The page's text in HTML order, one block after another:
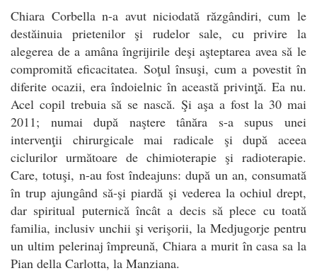
Chiara Corbella n-a avut niciodată răzgândiri, cum le
destăinuia prietenilor şi rudelor sale, cu privire la
alegerea de a amâna îngrijirile deşi aşteptarea avea să le
compromită eficacitatea. Soţul însuşi, cum a povestit în
diferite ocazii, era îndoielnic în această privinţă. Ea nu.
Acel copil trebuia să se nască. Şi aşa a fost la 30 mai
2011; numai după naştere tânăra s-a supus unei
intervenţii chirurgicale mai radicale şi după aceea
ciclurilor următoare de chimioterapie şi radioterapie.
Care, totuşi, n-au fost îndeajuns: după un an, consumată
în trup ajungând să-şi piardă şi vederea la ochiul drept,
dar spiritual puternică încât a decis să plece cu toată
familia, inclusiv unchii şi verişorii, la Medjugorje pentru
un ultim pelerinaj împreună, Chiara a murit în casa sa la
Pian della Carlotta, la Manziana.